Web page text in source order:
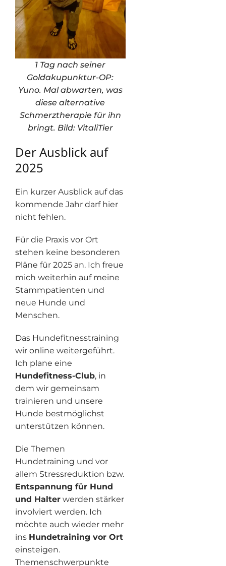
1 Tag nach seiner
Goldakupunktur-OP:
Yuno. Mal abwarten, was
diese alternative
Schmerztherapie für ihn
bringt. Bild: VitaliTier
Der Ausblick auf
2025
Ein kurzer Ausblick auf das
kommende Jahr darf hier
nicht fehlen.
Für die Praxis vor Ort
stehen keine besonderen
Pläne für 2025 an. Ich freue
mich weiterhin auf meine
Stammpatienten und
neue Hunde und
Menschen.
Das Hundefitnesstraining
wir online weitergeführt.
Ich plane eine
Hundefitness-Club, in
dem wir gemeinsam
trainieren und unsere
Hunde bestmöglichst
unterstützen können.
Die Themen
Hundetraining und vor
allem Stressreduktion bzw.
Entspannung für Hund
und Halter werden stärker
involviert werden. Ich
möchte auch wieder mehr
ins Hundetraining vor Ort
einsteigen.
Themenschwerpunkte